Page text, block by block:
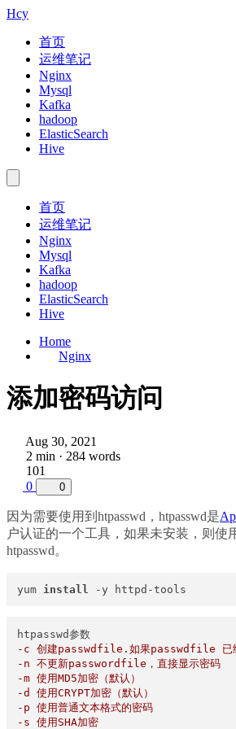
Hcy
首页
运维笔记
Nginx
Mysql
Kafka
hadoop
ElasticSearch
Hive
首页
运维笔记
Nginx
Mysql
Kafka
hadoop
ElasticSearch
Hive
Home
Nginx
添加密码访问
Aug 30, 2021
2 min · 284 words
101
0
0
因为需要使用到htpasswd，htpasswd是
户认证的一个工具，如果未安装，则使
htpasswd。
yum install -y httpd-tools
-c 创建passwdfile.如果passwdfile 已经
-n 不更新passwordfile，直接显示密码
-m 使用MD5加密（默认）
-d 使用CRYPT加密（默认）
-p 使用普通文本格式的密码
-s 使用SHA加密